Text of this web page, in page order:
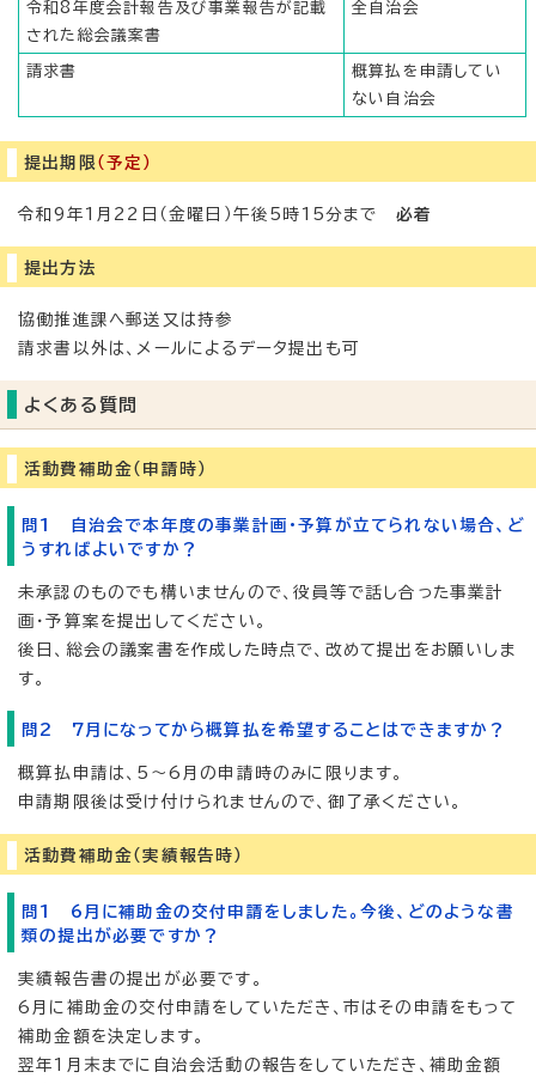
令和8年度会計報告及び事業報告が記載
された総会議案書
全自治会
請求書
概算払を申請してい
ない自治会
提出期限 （予定）
令和9年1月22日（金曜日）午後5時15分まで 必着
提出方法
協働推進課へ郵送又は持参
請求書以外は、メールによるデータ提出も可
よくある質問
活動費補助金（申請時）
問1 自治会で本年度の事業計画・予算が立てられない場合、ど
うすればよいですか？
未承認のものでも構いませんので、役員等で話し合った事業計
画・予算案を提出してください。
後日、総会の議案書を作成した時点で、改めて提出をお願いしま
す。
問2 7月になってから概算払を希望することはできますか？
概算払申請は、5～6月の申請時のみに限ります。
申請期限後は受け付けられませんので、御了承ください。
活動費補助金（実績報告時）
問1 6月に補助金の交付申請をしました。今後、どのような書
類の提出が必要ですか？
実績報告書の提出が必要です。
6月に補助金の交付申請をしていただき、市はその申請をもって
補助金額を決定します。
翌年1月末までに自治会活動の報告をしていただき、補助金額